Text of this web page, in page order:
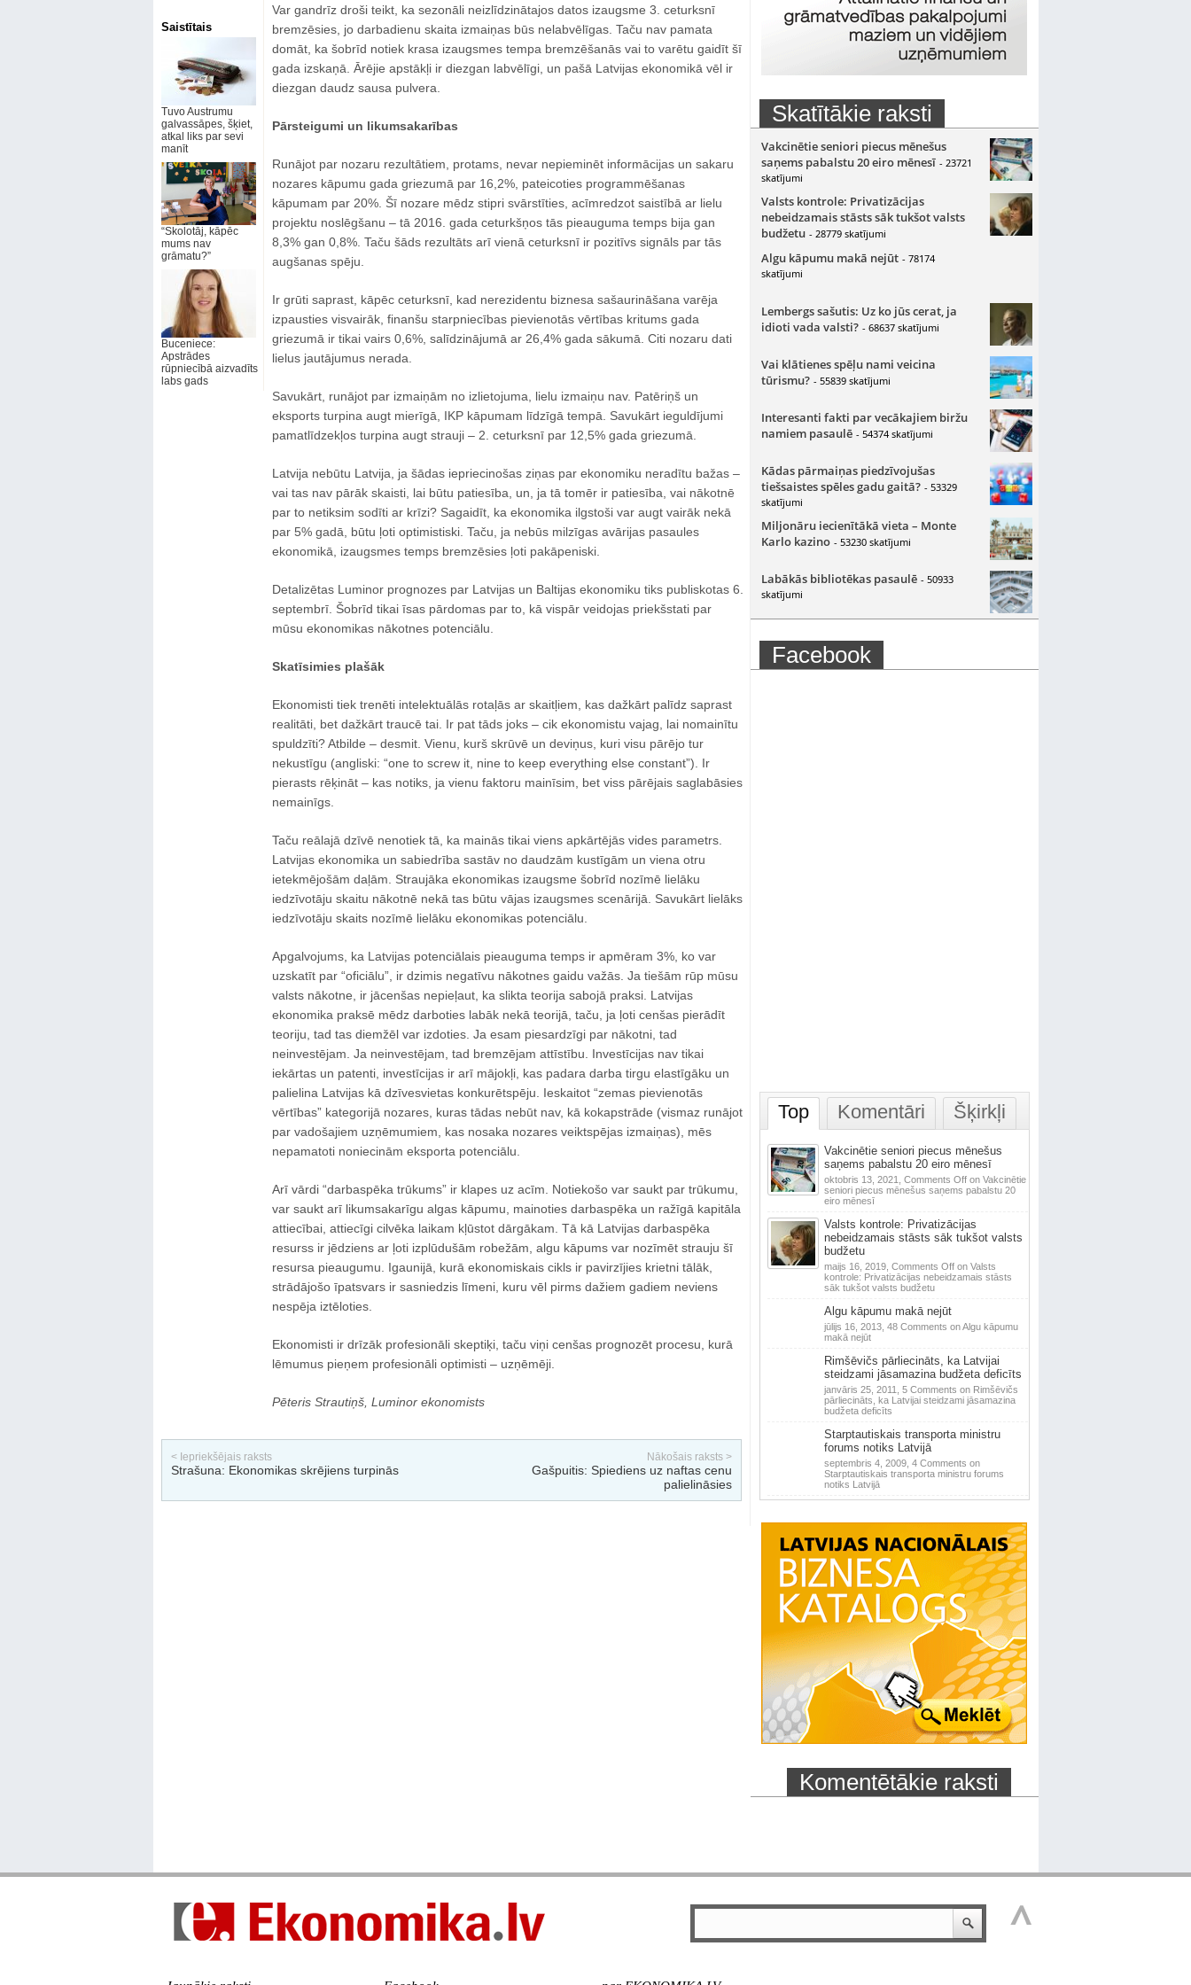
Saistītais
Tuvo Austrumu
galvassāpes, šķiet,
atkal liks par sevi
manīt
“Skolotāj, kāpēc
mums nav
grāmatu?”
Buceniece:
Apstrādes
rūpniecībā aizvadīts
labs gads
Var gandrīz droši teikt, ka sezonāli neizlīdzinātajos datos izaugsme 3. ceturksnī
bremzēsies, jo darbadienu skaita izmaiņas būs nelabvēlīgas. Taču nav pamata
domāt, ka šobrīd notiek krasa izaugsmes tempa bremzēšanās vai to varētu gaidīt šī
gada izskaņā. Ārējie apstākļi ir diezgan labvēlīgi, un pašā Latvijas ekonomikā vēl ir
diezgan daudz sausa pulvera.
Pārsteigumi un likumsakarības
Runājot par nozaru rezultātiem, protams, nevar nepieminēt informācijas un sakaru
nozares kāpumu gada griezumā par 16,2%, pateicoties programmēšanas
kāpumam par 20%. Šī nozare mēdz stipri svārstīties, acīmredzot saistībā ar lielu
projektu noslēgšanu – tā 2016. gada ceturkšņos tās pieauguma temps bija gan
8,3% gan 0,8%. Taču šāds rezultāts arī vienā ceturksnī ir pozitīvs signāls par tās
augšanas spēju.
Ir grūti saprast, kāpēc ceturksnī, kad nerezidentu biznesa sašaurināšana varēja
izpausties visvairāk, finanšu starpniecības pievienotās vērtības kritums gada
griezumā ir tikai vairs 0,6%, salīdzinājumā ar 26,4% gada sākumā. Citi nozaru dati
lielus jautājumus nerada.
Savukārt, runājot par izmaiņām no izlietojuma, lielu izmaiņu nav. Patēriņš un
eksports turpina augt mierīgā, IKP kāpumam līdzīgā tempā. Savukārt ieguldījumi
pamatlīdzekļos turpina augt strauji – 2. ceturksnī par 12,5% gada griezumā.
Latvija nebūtu Latvija, ja šādas iepriecinošas ziņas par ekonomiku neradītu bažas –
vai tas nav pārāk skaisti, lai būtu patiesība, un, ja tā tomēr ir patiesība, vai nākotnē
par to netiksim sodīti ar krīzi? Sagaidīt, ka ekonomika ilgstoši var augt vairāk nekā
par 5% gadā, būtu ļoti optimistiski. Taču, ja nebūs milzīgas avārijas pasaules
ekonomikā, izaugsmes temps bremzēsies ļoti pakāpeniski.
Detalizētas Luminor prognozes par Latvijas un Baltijas ekonomiku tiks publiskotas 6.
septembrī. Šobrīd tikai īsas pārdomas par to, kā vispār veidojas priekšstati par
mūsu ekonomikas nākotnes potenciālu.
Skatīsimies plašāk
Ekonomisti tiek trenēti intelektuālās rotaļās ar skaitļiem, kas dažkārt palīdz saprast
realitāti, bet dažkārt traucē tai. Ir pat tāds joks – cik ekonomistu vajag, lai nomainītu
spuldzīti? Atbilde – desmit. Vienu, kurš skrūvē un deviņus, kuri visu pārējo tur
nekustīgu (angliski: “one to screw it, nine to keep everything else constant”). Ir
pierasts rēķināt – kas notiks, ja vienu faktoru mainīsim, bet viss pārējais saglabāsies
nemainīgs.
Taču reālajā dzīvē nenotiek tā, ka mainās tikai viens apkārtējās vides parametrs.
Latvijas ekonomika un sabiedrība sastāv no daudzām kustīgām un viena otru
ietekmējošām daļām. Straujāka ekonomikas izaugsme šobrīd nozīmē lielāku
iedzīvotāju skaitu nākotnē nekā tas būtu vājas izaugsmes scenārijā. Savukārt lielāks
iedzīvotāju skaits nozīmē lielāku ekonomikas potenciālu.
Apgalvojums, ka Latvijas potenciālais pieauguma temps ir apmēram 3%, ko var
uzskatīt par “oficiālu”, ir dzimis negatīvu nākotnes gaidu važās. Ja tiešām rūp mūsu
valsts nākotne, ir jācenšas nepieļaut, ka slikta teorija sabojā praksi. Latvijas
ekonomika praksē mēdz darboties labāk nekā teorijā, taču, ja ļoti cenšas pierādīt
teoriju, tad tas diemžēl var izdoties. Ja esam piesardzīgi par nākotni, tad
neinvestējam. Ja neinvestējam, tad bremzējam attīstību. Investīcijas nav tikai
iekārtas un patenti, investīcijas ir arī mājokļi, kas padara darba tirgu elastīgāku un
palielina Latvijas kā dzīvesvietas konkurētspēju. Ieskaitot “zemas pievienotās
vērtības” kategorijā nozares, kuras tādas nebūt nav, kā kokapstrāde (vismaz runājot
par vadošajiem uzņēmumiem, kas nosaka nozares veiktspējas izmaiņas), mēs
nepamatoti noniecinām eksporta potenciālu.
Arī vārdi “darbaspēka trūkums” ir klapes uz acīm. Notiekošo var saukt par trūkumu,
var saukt arī likumsakarīgu algas kāpumu, mainoties darbaspēka un ražīgā kapitāla
attiecībai, attiecīgi cilvēka laikam kļūstot dārgākam. Tā kā Latvijas darbaspēka
resurss ir jēdziens ar ļoti izplūdušām robežām, algu kāpums var nozīmēt strauju šī
resursa pieaugumu. Igaunijā, kurā ekonomiskais cikls ir pavirzījies krietni tālāk,
strādājošo īpatsvars ir sasniedzis līmeni, kuru vēl pirms dažiem gadiem neviens
nespēja iztēloties.
Ekonomisti ir drīzāk profesionāli skeptiķi, taču viņi cenšas prognozēt procesu, kurā
lēmumus pieņem profesionāli optimisti – uzņēmēji.
Pēteris Strautiņš, Luminor ekonomists
< Iepriekšējais raksts
Strašuna: Ekonomikas skrējiens turpinās
Nākošais raksts >
Gašpuitis: Spiediens uz naftas cenu
palielināsies
Skatītākie raksti
Vakcinētie seniori piecus mēnešus
saņems pabalstu 20 eiro mēnesī - 23721
skatījumi
Valsts kontrole: Privatizācijas
nebeidzamais stāsts sāk tukšot valsts
budžetu - 28779 skatījumi
Algu kāpumu makā nejūt - 78174
skatījumi
Lembergs sašutis: Uz ko jūs cerat, ja
idioti vada valsti? - 68637 skatījumi
Vai klātienes spēļu nami veicina
tūrismu? - 55839 skatījumi
Interesanti fakti par vecākajiem biržu
namiem pasaulē - 54374 skatījumi
Kādas pārmaiņas piedzīvojušas
tiešsaistes spēles gadu gaitā? - 53329
skatījumi
Miljonāru iecienītākā vieta – Monte
Karlo kazino - 53230 skatījumi
Labākās bibliotēkas pasaulē - 50933
skatījumi
Facebook
Top Komentāri Šķirkļi
Vakcinētie seniori piecus mēnešus
saņems pabalstu 20 eiro mēnesī
oktobris 13, 2021, Comments Offon Vakcinētie
seniori piecus mēnešus saņems pabalstu 20
eiro mēnesī
Valsts kontrole: Privatizācijas
nebeidzamais stāsts sāk tukšot valsts
budžetu
maijs 16, 2019, Comments Offon Valsts
kontrole: Privatizācijas nebeidzamais stāsts
sāk tukšot valsts budžetu
Algu kāpumu makā nejūt
jūlijs 16, 2013, 48 Comments on Algu kāpumu
makā nejūt
Rimšēvičs pārliecināts, ka Latvijai
steidzami jāsamazina budžeta deficīts
janvāris 25, 2011, 5 Comments on Rimšēvičs
pārliecināts, ka Latvijai steidzami jāsamazina
budžeta deficīts
Starptautiskais transporta ministru
forums notiks Latvijā
septembris 4, 2009, 4 Comments on
Starptautiskais transporta ministru forums
notiks Latvijā
Komentētākie raksti